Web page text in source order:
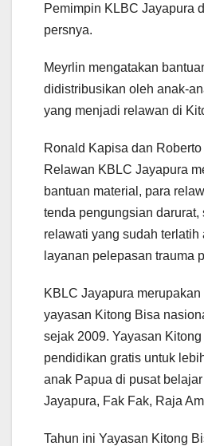
Pemimpin KLBC Jayapura
persnya.
Meyrlin mengatakan
didistribusikan oleh anak-
yang menjadi relawan di
Ronald Kapisa dan
Relawan KBLC Jayapura
bantuan material, para
tenda pengungsian darurat,
relawati yang sudah terlatih
layanan pelepasan trauma
KBLC Jayapura
yayasan Kitong Bisa
sejak 2009. Yayasan
pendidikan gratis untuk
anak Papua di pusat
Jayapura, Fak Fak, Raja
Tahun ini Yayasan Kitong